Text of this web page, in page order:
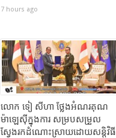
7 hours ago
លោក ទៀ សីហា ថ្លែងអំណរគុណ
ម៉ាឡេស៊ីក្នុងការ សម្របសម្រួល
ស្វែងរកដំណោះស្រាយដោយសន្តិវិធី